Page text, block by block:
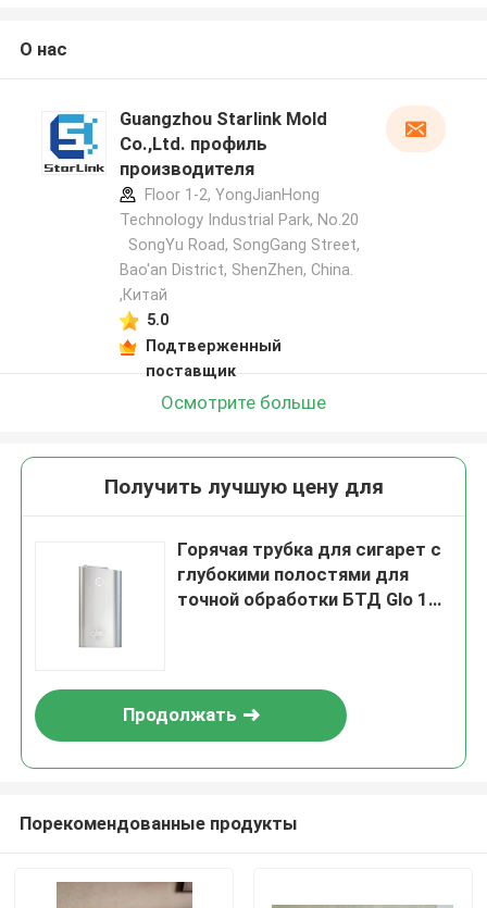
О нас
Guangzhou Starlink Mold
Co.,Ltd. профиль
производителя
Floor 1-2, YongJianHong
Technology Industrial Park, No.20
SongYu Road, SongGang Street,
Bao'an District, ShenZhen, China.
,Китай
5.0
Подтверженный
поставщик
Осмотрите больше
Получить лучшую цену для
Горячая трубка для сигарет с
глубокими полостями для
точной обработки БТД Glo 1
Продолжать
Порекомендованные продукты